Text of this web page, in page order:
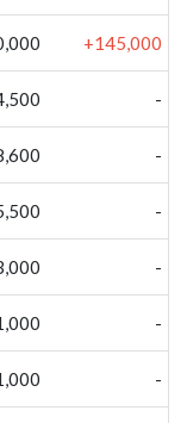
+145,000
-
-
-
-
-
-